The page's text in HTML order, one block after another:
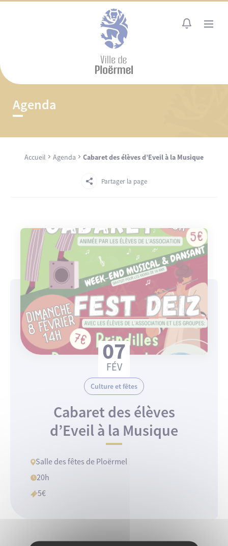
Agenda
Accueil Agenda Cabaret des élèves d’Eveil à la Musique
Partager la page
07
FÉV
Culture et fêtes
Cabaret des élèves
d’Eveil à la Musique
Salle des fêtes de Ploërmel
20h
5€